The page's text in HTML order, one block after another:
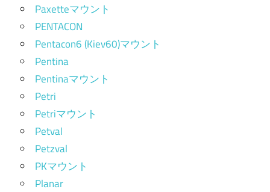
Paxetteマウント
PENTACON
Pentacon6 (Kiev60)マウント
Pentina
Pentinaマウント
Petri
Petriマウント
Petval
Petzval
PKマウント
Planar